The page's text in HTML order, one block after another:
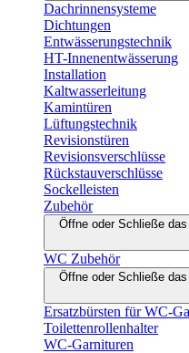
Dachrinnensysteme
Dichtungen
Entwässerungstechnik
HT-Innenentwässerung
Installation
Kaltwasserleitung
Kamintüren
Lüftungstechnik
Revisionstüren
Revisionsverschlüsse
Rückstauverschlüsse
Sockelleisten
Zubehör
Öffne oder Schließe
WC Zubehör
Öffne oder Schließe
Ersatzbürsten für WC-
Toilettenrollenhalter
WC-Garnituren